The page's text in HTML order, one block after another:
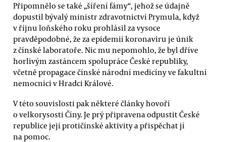
Připomnělo se také „šíření fámy“, jehož se údajně
dopustil bývalý ministr zdravotnictví Prymula, když
v říjnu loňského roku prohlásil za vysoce
pravděpodobné, že za epidemií koronaviru je únik
z čínské laboratoře. Nic mu nepomohlo, že byl dříve
horlivým zastáncem spolupráce České republiky,
včetně propagace čínské národní medicíny ve fakultní
nemocnici v Hradci Králové.
V této souvislosti pak některé články hovoří
o velkorysosti Číny. Je prý připravena odpustit České
republice její protičínské aktivity a přispěchat jí
na pomoc.